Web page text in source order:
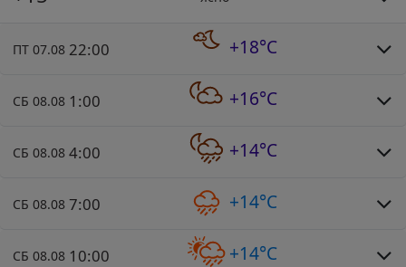
ПТ 07.08 22:00 +18°C
СБ 08.08 1:00 +16°C
СБ 08.08 4:00 +14°C
СБ 08.08 7:00 +14°C
СБ 08.08 10:00 +14°C